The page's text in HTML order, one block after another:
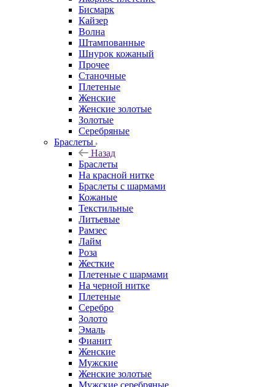
Бисмарк
Кайзер
Волна
Штампованные
Шнурок кожаный
Прочее
Станочные
Плетеные
Женские
Женские золотые
Золотые
Серебряные
Браслеты
Назад
Браслеты
На красной нитке
Браслеты с шармами
Кожаные
Текстильные
Литьевые
Рамзес
Лайм
Роза
Жесткие
Плетеные с шармами
На черной нитке
Плетеные
Серебро
Золото
Эмаль
Фианит
Женские
Мужские
Женские золотые
Мужские серебряные